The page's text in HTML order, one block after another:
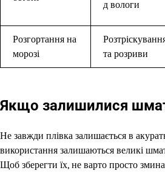
д вологи
Розгортання на
морозі
та розриви
Якщо залишилися
Не завжди плівка залишається в
використання залишаються великі
Щоб зберегти їх, не варто просто